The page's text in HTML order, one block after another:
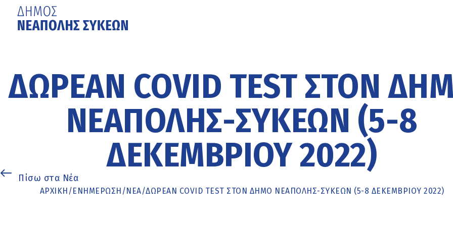
περιεχόμενο
ΔΩΡΕΆΝ COVID TEST ΣΤΟΝ
ΝΕΆΠΟΛΗΣ-ΣΥΚΕΏΝ (5-8
ΔΕΚΕΜΒΡΊΟΥ 2022)
Πίσω στα Νέα
ΑΡΧΙΚΉ /ΕΝΗΜΈΡΩΣΗ /ΝΕΑ/ΔΩΡΕΆΝ COVID TEST ΣΤΟΝ ΔΉΜΟ ΝΕΆΠΟΛΗΣ-ΣΥΚΕΏΝ (5-8 ΔΕΚΕΜΒΡΊΟΥ 2022)